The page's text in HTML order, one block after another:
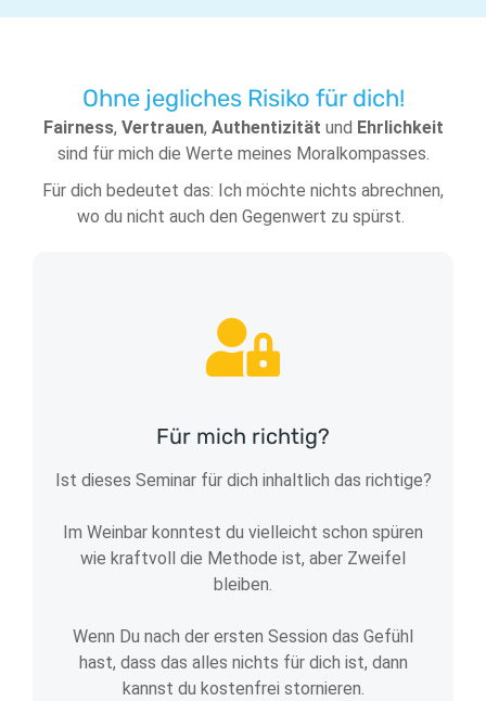
Ohne jegliches Risiko für dich!
Fairness, Vertrauen, Authentizität und Ehrlichkeit
sind für mich die Werte meines Moralkompasses.
Für dich bedeutet das: Ich möchte nichts abrechnen,
wo du nicht auch den Gegenwert zu spürst.
Für mich richtig?
Ist dieses Seminar für dich inhaltlich das richtige?
Im Weinbar konntest du vielleicht schon spüren
wie kraftvoll die Methode ist, aber Zweifel
bleiben.
Wenn Du nach der ersten Session das Gefühl
hast, dass das alles nichts für dich ist, dann
kannst du kostenfrei stornieren.